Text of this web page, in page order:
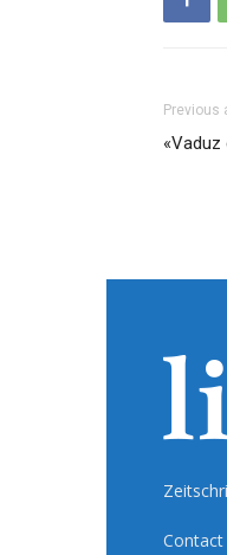
Previous
Contact